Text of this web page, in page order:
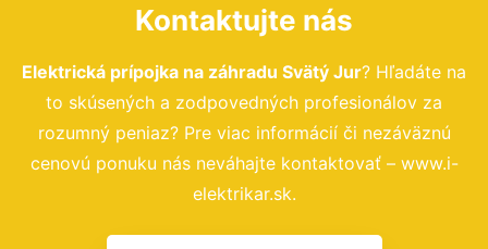
Kontaktujte nás
Elektrická prípojka na záhradu Svätý Jur? Hľadáte na
to skúsených a zodpovedných profesionálov za
rozumný peniaz? Pre viac informácií či nezáväznú
cenovú ponuku nás neváhajte kontaktovať – www.i-
elektrikar.sk.